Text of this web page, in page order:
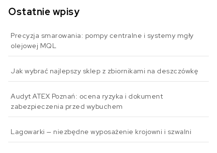
Ostatnie wpisy
Precyzja smarowania: pompy centralne i systemy mgły
olejowej MQL
Jak wybrać najlepszy sklep z zbiornikami na deszczówkę
Audyt ATEX Poznań: ocena ryzyka i dokument
zabezpieczenia przed wybuchem
Lagowarki — niezbędne wyposażenie krojowni i szwalni